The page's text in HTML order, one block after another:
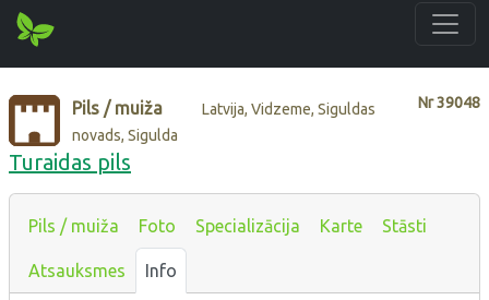
Nr39048
Pils / muiža
Latvija, Vidzeme, Siguldas
novads, Sigulda
Turaidas pils
Pils / muiža Foto Specializācija Karte Stāsti
Atsauksmes Info